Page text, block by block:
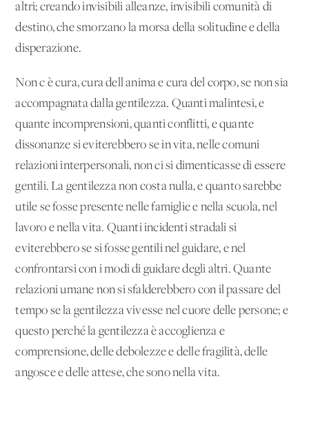
altri; creando invisibili alleanze, invisibili comunità di
destino, che smorzano la morsa della solitudine e della
disperazione.
Non c'è cura, cura dell'anima e cura del corpo, se non sia
accompagnata dalla gentilezza. Quanti malintesi, e
quante incomprensioni, quanti conflitti, e quante
dissonanze si eviterebbero se in vita, nelle comuni
relazioni interpersonali, non ci si dimenticasse di essere
gentili. La gentilezza non costa nulla, e quanto sarebbe
utile se fosse presente nelle famiglie e nella scuola, nel
lavoro e nella vita. Quanti incidenti stradali si
eviterebbero se si fosse gentili nel guidare, e nel
confrontarsi con i modi di guidare degli altri. Quante
relazioni umane non si sfalderebbero con il passare del
tempo se la gentilezza vivesse nel cuore delle persone; e
questo perché la gentilezza è accoglienza e
comprensione, delle debolezze e delle fragilità, delle
angosce e delle attese, che sono nella vita.